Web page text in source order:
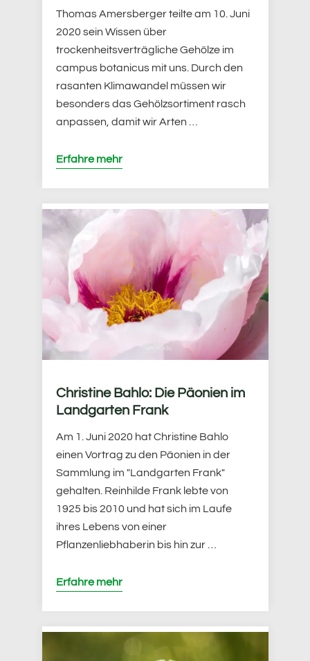
Thomas Amersberger teilte am 10. Juni
2020 sein Wissen über
trockenheitsverträgliche Gehölze im
campus botanicus mit uns. Durch den
rasanten Klimawandel müssen wir
besonders das Gehölzsortiment rasch
anpassen, damit wir Arten …
Erfahre mehr
Christine Bahlo: Die Päonien im
Landgarten Frank
Am 1. Juni 2020 hat Christine Bahlo
einen Vortrag zu den Päonien in der
Sammlung im "Landgarten Frank"
gehalten. Reinhilde Frank lebte von
1925 bis 2010 und hat sich im Laufe
ihres Lebens von einer
Pflanzenliebhaberin bis hin zur …
Erfahre mehr